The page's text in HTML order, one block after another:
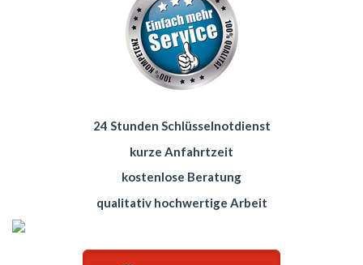
24 Stunden Schlüsselnotdienst
kurze Anfahrtzeit
kostenlose Beratung
qualitativ hochwertige Arbeit